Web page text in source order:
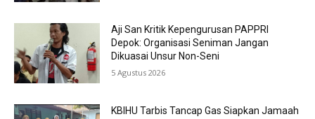
Aji San Kritik Kepengurusan PAPPRI
Depok: Organisasi Seniman Jangan
Dikuasai Unsur Non-Seni
5 Agustus 2026
KBIHU Tarbis Tancap Gas Siapkan Jamaah